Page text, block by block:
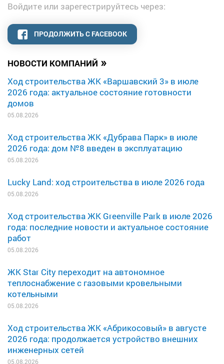
НОВОСТИ КОМПАНИЙ »
Ход строительства ЖК «Варшавский 3» в июле
2026 года: актуальное состояние готовности
домов
05.08.2026
Ход строительства ЖК «Дубрава Парк» в июле
2026 года: дом №8 введен в эксплуатацию
05.08.2026
Lucky Land: ход строительства в июле 2026 года
05.08.2026
Ход строительства ЖК Greenville Park в июле 2026
года: последние новости и актуальное состояние
работ
05.08.2026
ЖК Star City переходит на автономное
теплоснабжение с газовыми кровельными
котельными
05.08.2026
Ход строительства ЖК «Абрикосовый» в августе
2026 года: продолжается устройство внешних
инженерных сетей
05.08.2026
Войдите или зарегестрируйтесь через:
ПРОДОЛЖИТЬ С FACEBOOK